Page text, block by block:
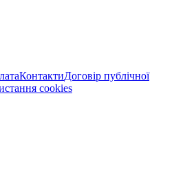
КонтактиДоговір публічної
cookies